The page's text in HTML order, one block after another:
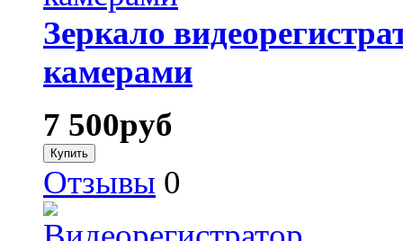
Зеркало
камерами
7 500руб
Отзывы 0